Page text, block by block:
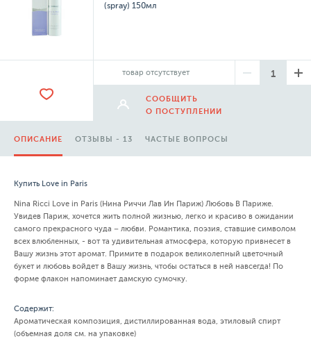
(spray) 150мл
товар отсутствует
СООБЩИТЬ
О ПОСТУПЛЕНИИ
ОПИСАНИЕ ОТЗЫВЫ - 13 ЧАСТЫЕ ВОПРОСЫ
Купить Love in Paris
Nina Ricci Love in Paris (Нина Риччи Лав Ин Париж) Любовь В Париже.
Увидев Париж, хочется жить полной жизнью, легко и красиво в ожидании
самого прекрасного чуда – любви. Романтика, поэзия, ставшие символом
всех влюбленных, - вот та удивительная атмосфера, которую привнесет в
Вашу жизнь этот аромат. Примите в подарок великолепный цветочный
букет и любовь войдет в Вашу жизнь, чтобы остаться в ней навсегда! По
форме флакон напоминает дамскую сумочку.
Содержит:
Ароматическая композиция, дистиллированная вода, этиловый спирт
(объемная доля см. на упаковке)